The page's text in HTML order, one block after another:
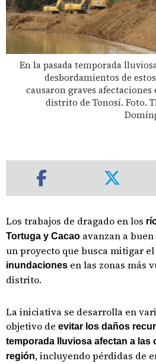
En la pasada temporada
desbordamientos de
causaron graves afectaciones
distrito de Tonosí. Foto.
Los trabajos de dragado en los
Tortuga y Cacao avanzan a
un proyecto que busca mitigar
inundaciones en las zonas más
distrito.
La iniciativa se desarrolla en
objetivo de evitar los daños
temporada lluviosa afectan a las
región, incluyendo pérdidas de